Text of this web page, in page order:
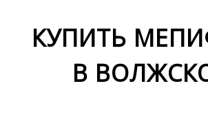
КУПИТЬ
В